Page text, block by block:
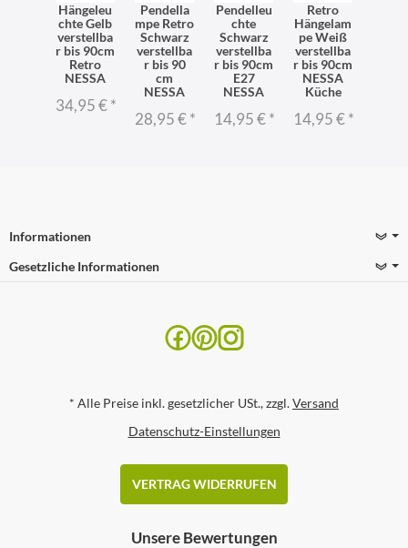
Hängeleu
chte Gelb
verstellba
r bis 90cm
Retro
NESSA
34,95 €*
Pendella
mpe Retro
Schwarz
verstellba
r bis 90
cm
NESSA
28,95 €*
Pendelleu
chte
Schwarz
verstellba
r bis 90cm
E27
NESSA
14,95 €*
Retro
Hängelam
pe Weiß
verstellba
r bis 90cm
NESSA
Küche
14,95 €*
Informationen
Gesetzliche Informationen
* Alle Preise inkl. gesetzlicher USt., zzgl.Versand
Datenschutz-Einstellungen
VERTRAG WIDERRUFEN
Unsere Bewertungen